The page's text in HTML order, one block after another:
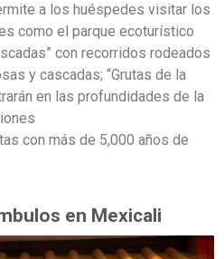
a los huéspedes visitar los
como el parque ecoturístico
con recorridos rodeados
y cascadas; “Grutas de la
en las profundidades de la
con más de 5,000 años de
en Mexicali